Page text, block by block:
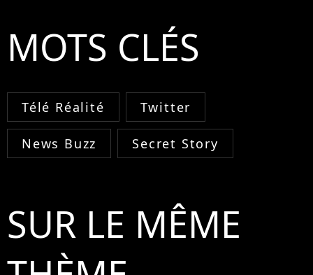
MOTS CLÉS
Télé Réalité Twitter
News Buzz Secret Story
SUR LE MÊME